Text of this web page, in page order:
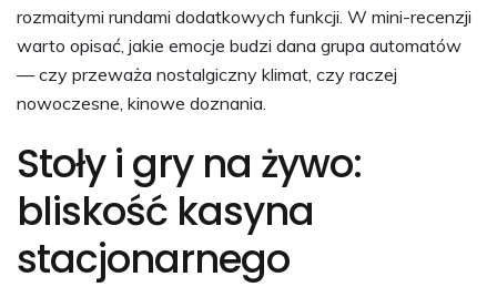
rozmaitymi rundami dodatkowych funkcji. W mini-recenzji
warto opisać, jakie emocje budzi dana grupa automatów
— czy przeważa nostalgiczny klimat, czy raczej
nowoczesne, kinowe doznania.
Stoły i gry na żywo:
bliskość kasyna
stacjonarnego